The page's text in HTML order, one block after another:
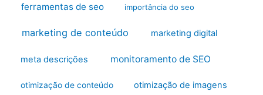
ferramentas de seo importância do seo
marketing de conteúdo marketing digital
meta descrições monitoramento de SEO
otimização de conteúdo otimização de imagens